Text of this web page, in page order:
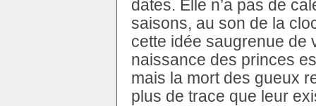
dates. Elle n’a pas de
saisons, au son de la
cette idée saugrenue de
naissance des princes
mais la mort des gueux
plus de trace que leur